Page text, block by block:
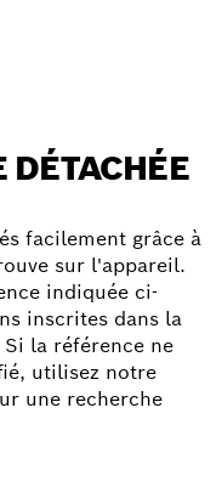
DÉTACHÉE
facilement grâce à
sur l'appareil.
indiquée ci-
inscrites dans la
la référence ne
utilisez notre
une recherche